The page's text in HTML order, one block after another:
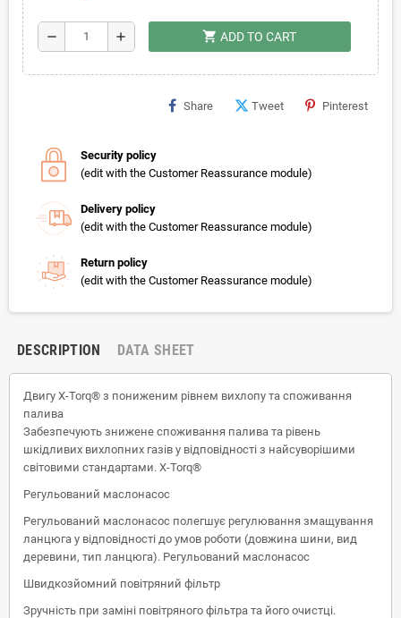
remove add shopping_cart ADD TO CART
Share Tweet Pinterest
Security policy
(edit with the Customer Reassurance module)
Delivery policy
(edit with the Customer Reassurance module)
Return policy
(edit with the Customer Reassurance module)
DESCRIPTION DATA SHEET
Двигу X-Torq® з пониженим рівнем вихлопу та споживання
палива
Забезпечують знижене споживання палива та рівень
шкідливих вихлопних газів у відповідності з найсуворішими
світовими стандартами. X-Torq®
Регульований маслонасос
Регульований маслонасос полегшує регулювання змащування
ланцюга у відповідності до умов роботи (довжина шини, вид
деревини, тип ланцюга). Регульований маслонасос
Швидкозйомний повітряний фільтр
Зручність при заміні повітряного фільтра та його очистці.